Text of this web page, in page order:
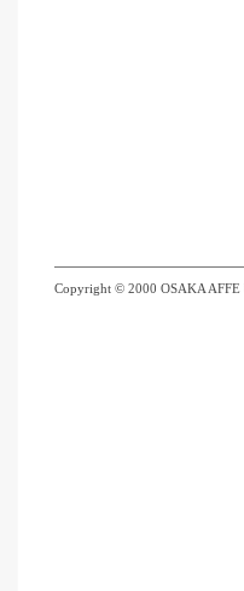
Copyright © 2000 OSAKA AFFE